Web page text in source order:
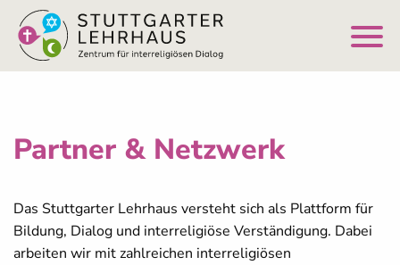
Partner & Netzwerk
Das Stuttgarter Lehrhaus versteht sich als Plattform für
Bildung, Dialog und interreligiöse Verständigung. Dabei
arbeiten wir mit zahlreichen interreligiösen